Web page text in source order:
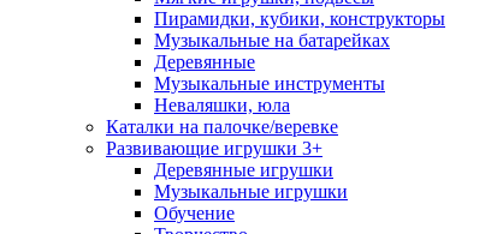
Пирамидки, кубики, конструкторы
Музыкальные на батарейках
Деревянные
Музыкальные инструменты
Неваляшки, юла
Каталки на палочке/веревке
Развивающие игрушки 3+
Деревянные игрушки
Музыкальные игрушки
Обучение